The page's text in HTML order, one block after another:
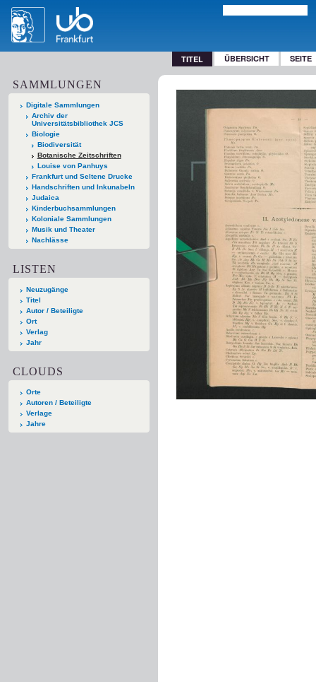
TITEL ÜBERSICHT SEITE
SAMMLUNGEN
Digitale Sammlungen
Archiv der
Universitätsbibliothek JCS
Biologie
Biodiversität
Botanische Zeitschriften
Louise von Panhuys
Frankfurt und Seltene Drucke
Handschriften und Inkunabeln
Judaica
Kinderbuchsammlungen
Koloniale Sammlungen
Musik und Theater
Nachlässe
LISTEN
Neuzugänge
Titel
Autor / Beteiligte
Ort
Verlag
Jahr
CLOUDS
Orte
Autoren / Beteiligte
Verlage
Jahre